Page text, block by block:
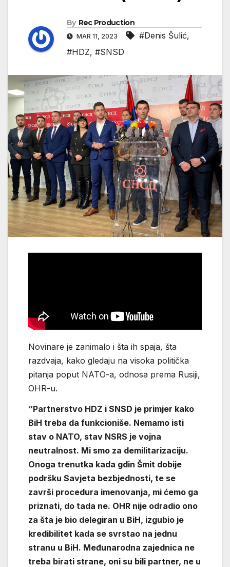
By Rec Production
MAR 11, 2023 #Denis Šulić,
#HDZ, #SNSD
Novinare je zanimalo i šta ih spaja, šta
razdvaja, kako gledaju na visoka politička
pitanja poput NATO-a, odnosa prema Rusiji,
OHR-u.
“Partnerstvo HDZ i SNSD je primjer kako
BiH treba da funkcioniše. Nemamo isti
stav o NATO, stav NSRS je vojna
neutralnost. Mi smo za demilitarizaciju.
Onoga trenutka kada gdin Šmit dobije
podršku Savjeta bezbjednosti, te se
završi procedura imenovanja, mi ćemo ga
priznati, do tada ne. OHR nije odradio ono
za šta je bio delegiran u BiH, izgubio je
kredibilitet kada se svrstao na jednu
stranu u BiH. Međunarodna zajednica ne
treba birati strane, oni su bili partner, ne u